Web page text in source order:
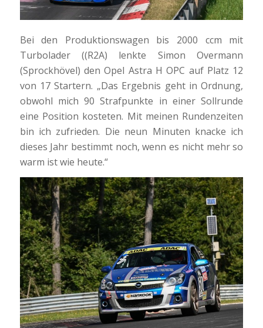
Bei den Produktionswagen bis 2000 ccm mit
Turbolader ((R2A) lenkte Simon Overmann
(Sprockhövel) den Opel Astra H OPC auf Platz 12
von 17 Startern. „Das Ergebnis geht in Ordnung,
obwohl mich 90 Strafpunkte in einer Sollrunde
eine Position kosteten. Mit meinen Rundenzeiten
bin ich zufrieden. Die neun Minuten knacke ich
dieses Jahr bestimmt noch, wenn es nicht mehr so
warm ist wie heute.“